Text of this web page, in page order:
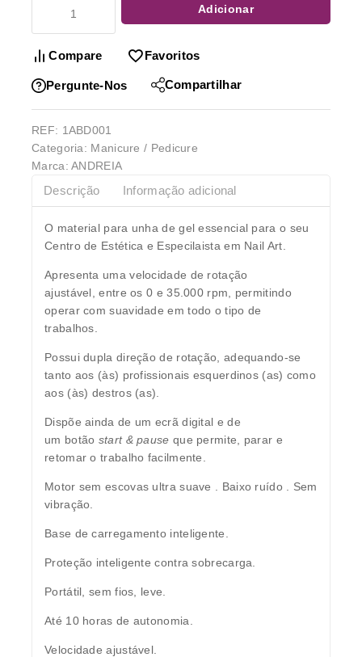
Adicionar
Compare Favoritos
Pergunte-Nos Compartilhar
REF: 1ABD001
Categoria: Manicure / Pedicure
Marca:ANDREIA
Descrição Informação adicional
O material para unha de gel essencial para o seu
Centro de Estética e Especilaista em Nail Art.
Apresenta uma velocidade de rotação
ajustável, entre os 0 e 35.000 rpm , permitindo
operar com suavidade em todo o tipo de
trabalhos.
Possuidupla direção de rotação , adequando-se
tanto aos (às) profissionais esquerdinos (as) como
aos (às) destros (as).
Dispõe ainda de um ecrã digital e de
um botão start & pause que permite, parar e
retomar o trabalho facilmente.
Motor sem escovas ultra suave . Baixo ruído . Sem
vibração.
Base de carregamento inteligente.
Proteção inteligente contra sobrecarga.
Portátil, sem fios, leve.
Até 10 horas de autonomia.
Velocidade ajustável.